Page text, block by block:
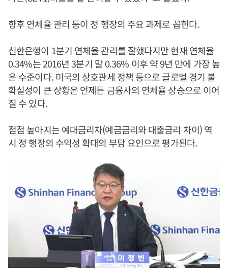
향후 연체율 관리 등이 정 행장의 주요 과제로 꼽힌다.
신한은행이 1분기 연체율 관리를 잘했다지만 현재 연체율
0.34%는 2016년 3분기 말 0.36% 이후 약 9년 만에 가장 높
은 수준이다. 미국의 상호관세 정책 등으로 글로벌 경기 불
확실성이 큰 상황은 언제든 금융사의 연체율 상승으로 이어
질 수 있다.
점점 높아지는 예대금리차(예금금리와 대출금리 차이) 역
시 정 행장의 수익성 확대의 부담 요인으로 평가된다.